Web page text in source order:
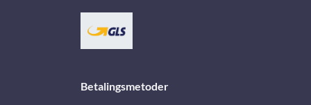
Betalingsmetoder